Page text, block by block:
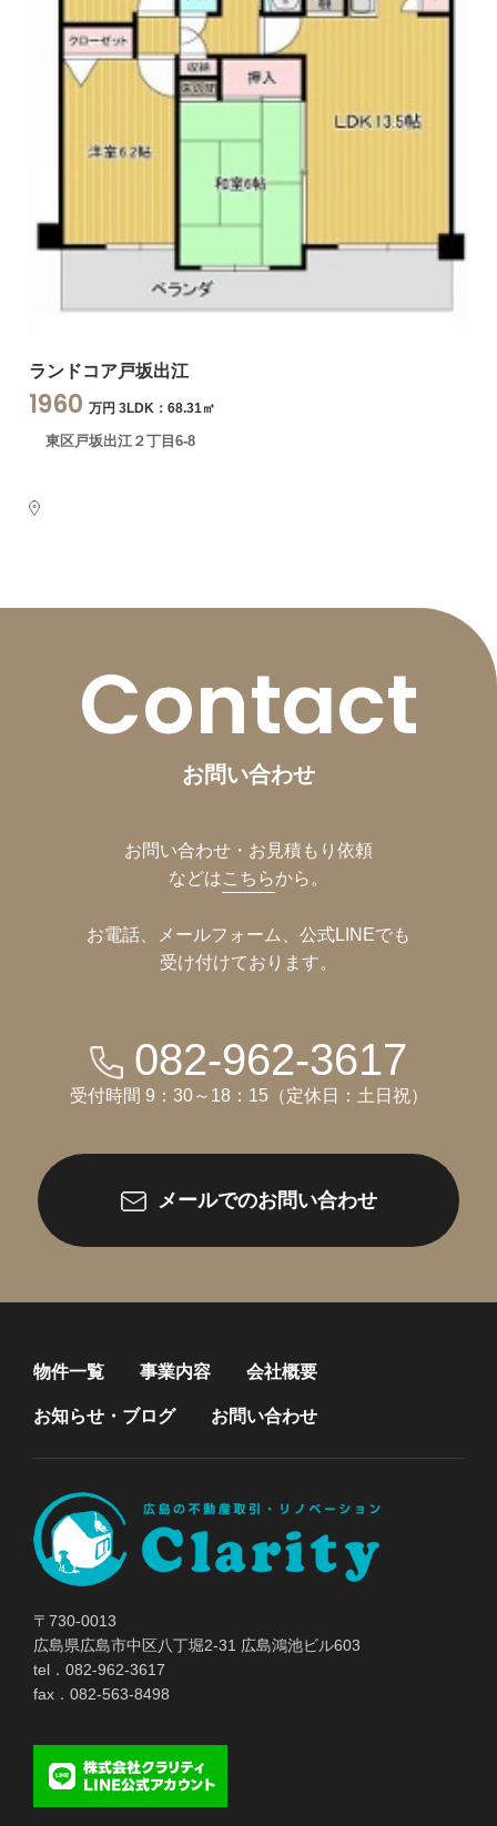
ランドコア戸坂出江
1960 万円 3LDK：68.31㎡
東区戸坂出江２丁目6-8
Contact
お問い合わせ
お問い合わせ・お見積もり依頼
などはこちらから。
お電話、メールフォーム、公式LINEでも
受け付けております。
082-962-3617
受付時間 9：30～18：15（定休日：土日祝）
メールでのお問い合わせ
物件一覧 事業内容 会社概要
お知らせ・ブログ お問い合わせ
〒730-0013
広島県広島市中区八丁堀2-31 広島鴻池ビル603
tel．082-962-3617
fax．082-563-8498